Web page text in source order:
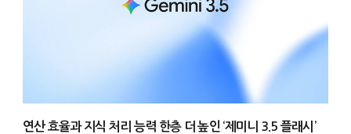
연산 효율과 지식 처리 능력 한층 더 높인 ‘제미니 3.5 플래시’